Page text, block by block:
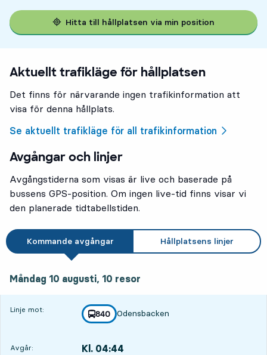
Hitta till hållplatsen via min position
Aktuellt trafikläge för hållplatsen
Det finns för närvarande ingen trafikinformation att
visa för denna hållplats.
Se aktuellt trafikläge för all trafikinformation
Avgångar och linjer
Avgångstiderna som visas är live och baserade på
bussens GPS-position. Om ingen live-tid finns visar vi
den planerade tidtabellstiden.
Kommande avgångar Hållplatsens linjer
Måndag 10 augusti, 10 resor
Linje mot: linje
840
mot
Odensbacken
,
Avgår: Kl. 04:44